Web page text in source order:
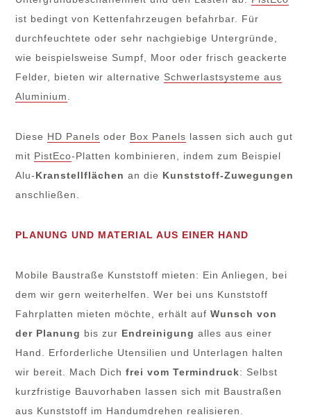
ist bedingt von Kettenfahrzeugen befahrbar. Für
durchfeuchtete oder sehr nachgiebige Untergründe,
wie beispielsweise Sumpf, Moor oder frisch geackerte
Felder, bieten wir alternative Schwerlastsysteme aus
Aluminium
Diese HD Panels oder Box Panels lassen sich auch gut
mit PistEco-Platten kombinieren, indem zum Beispiel
Alu-Kranstellflächen an die Kunststoff-Zuwegungen
anschließen.
PLANUNG UND MATERIAL AUS EINER HAND
Mobile Baustraße Kunststoff mieten: Ein Anliegen, bei
dem wir gern weiterhelfen. Wer bei uns Kunststoff
Fahrplatten mieten möchte, erhält aufWunsch von
der Planung bis zur Endreinigung alles aus einer
Hand. Erforderliche Utensilien und Unterlagen halten
wir bereit. Mach Dichfrei vom Termindruck: Selbst
kurzfristige Bauvorhaben lassen sich mit Baustraßen
aus Kunststoff im Handumdrehen realisieren.